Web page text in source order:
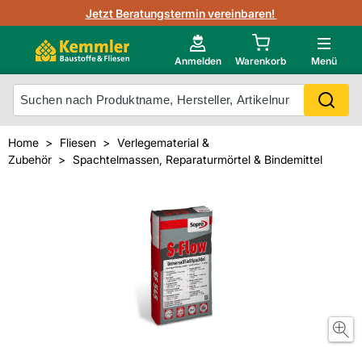
Jetzt Beratungstermin vereinbaren!
Anmelden Warenkorb Menü
3D-Raumvisualisierung
Kemmler-Partner
Ihr Fliesentyp
Fliesen-Kemmler AR-App
Highlight des Monats Fliesenserie Paladina
Gutjahr
Otto
Neu im Onlineshop?
Mein Konto
Meistverkaufte Produkte
Home Fliesen
Verlegematerial &
Zubehör
Spachtelmassen, Reparaturmörtel & Bindemittel